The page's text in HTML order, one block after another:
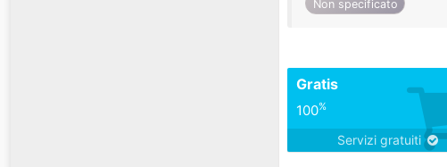
Non specificato
Gratis
100%
Servizi gratuiti